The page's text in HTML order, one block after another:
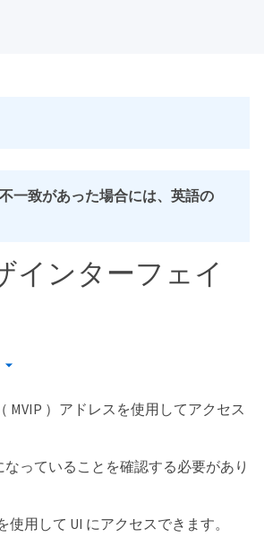
一致があった場合には、英語の
インターフェイ
MVIP ）アドレスを使用してアクセス
っていることを確認する必要があり
用して UI にアクセスできます。